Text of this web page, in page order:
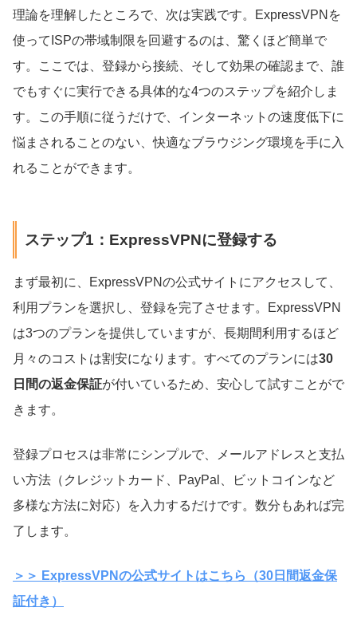
理論を理解したところで、次は実践です。ExpressVPNを
使ってISPの帯域制限を回避するのは、驚くほど簡単で
す。ここでは、登録から接続、そして効果の確認まで、誰
でもすぐに実行できる具体的な4つのステップを紹介しま
す。この手順に従うだけで、インターネットの速度低下に
悩まされることのない、快適なブラウジング環境を手に入
れることができます。
ステップ1：ExpressVPNに登録する
まず最初に、ExpressVPNの公式サイトにアクセスして、
利用プランを選択し、登録を完了させます。ExpressVPN
は3つのプランを提供していますが、長期間利用するほど
月々のコストは割安になります。すべてのプランには30
日間の返金保証が付いているため、安心して試すことがで
きます。
登録プロセスは非常にシンプルで、メールアドレスと支払
い方法（クレジットカード、PayPal、ビットコインなど
多様な方法に対応）を入力するだけです。数分もあれば完
了します。
＞＞ ExpressVPNの公式サイトはこちら（30日間返金保
証付き）